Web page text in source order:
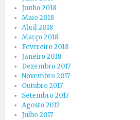
Junho 2018
Maio 2018
Abril 2018
Março 2018
Fevereiro 2018
Janeiro 2018
Dezembro 2017
Novembro 2017
Outubro 2017
Setembro 2017
Agosto 2017
Julho 2017